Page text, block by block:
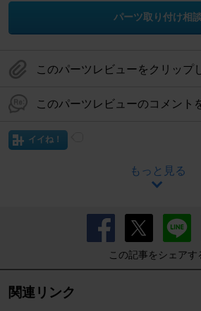
パーツ取り付け相
このパーツレビューをクリップ
このパーツレビューのコメント
イイね！
もっと見る
この記事をシェアす
関連リンク